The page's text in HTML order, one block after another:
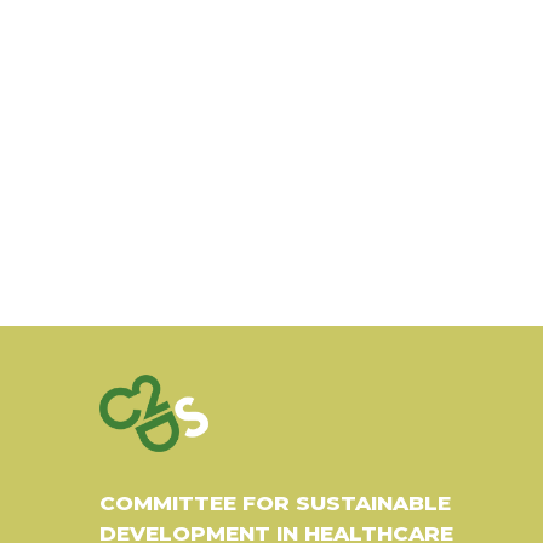
COMMITTEE FOR SUSTAINABLE
DEVELOPMENT IN HEALTHCARE